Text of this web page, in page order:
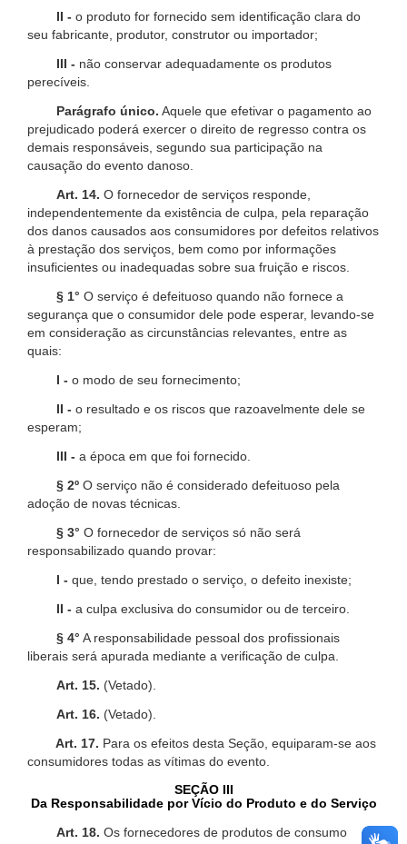
II - o produto for fornecido sem identificação clara do
seu fabricante, produtor, construtor ou importador;
III - não conservar adequadamente os produtos
perecíveis.
Parágrafo único. Aquele que efetivar o pagamento ao
prejudicado poderá exercer o direito de regresso contra os
demais responsáveis, segundo sua participação na
causação do evento danoso.
Art. 14. O fornecedor de serviços responde,
independentemente da existência de culpa, pela reparação
dos danos causados aos consumidores por defeitos relativos
à prestação dos serviços, bem como por informações
insuficientes ou inadequadas sobre sua fruição e riscos.
§ 1° O serviço é defeituoso quando não fornece a
segurança que o consumidor dele pode esperar, levando-se
em consideração as circunstâncias relevantes, entre as
quais:
I - o modo de seu fornecimento;
II - o resultado e os riscos que razoavelmente dele se
esperam;
III - a época em que foi fornecido.
§ 2º O serviço não é considerado defeituoso pela
adoção de novas técnicas.
§ 3° O fornecedor de serviços só não será
responsabilizado quando provar:
I - que, tendo prestado o serviço, o defeito inexiste;
II - a culpa exclusiva do consumidor ou de terceiro.
§ 4° A responsabilidade pessoal dos profissionais
liberais será apurada mediante a verificação de culpa.
Art. 15. (Vetado).
Art. 16. (Vetado).
Art. 17. Para os efeitos desta Seção, equiparam-se aos
consumidores todas as vítimas do evento.
SEÇÃO III
Da Responsabilidade por Vício do Produto e do Serviço
Art. 18. Os fornecedores de produtos de consumo